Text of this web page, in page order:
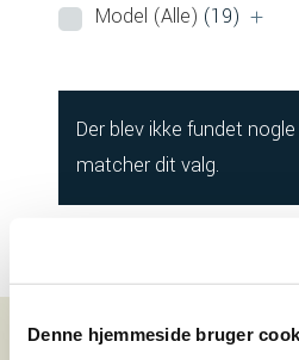
Denne hjemmeside bruger
Model (Alle) (19)
Der blev ikke fundet
matcher dit valg.